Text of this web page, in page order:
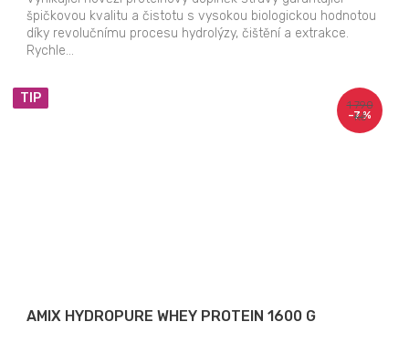
špičkovou kvalitu a čistotu s vysokou biologickou hodnotou
díky revolučnímu procesu hydrolýzy, čištění a extrakce.
Rychle...
TIP
1 790
Kč
–7 %
AMIX HYDROPURE WHEY PROTEIN 1600 G